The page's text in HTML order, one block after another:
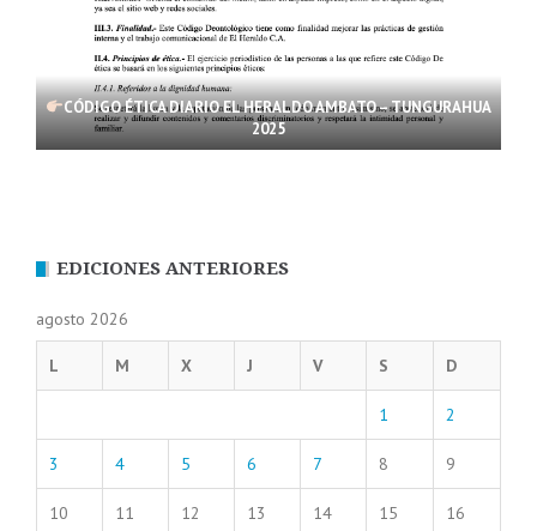
CÓDIGO ÉTICA DIARIO EL HERALDO AMBATO – TUNGURAHUA
2025
EDICIONES ANTERIORES
agosto 2026
L M X J V S D
1 2
3 4 5 6 7 8 9
10 11 12 13 14 15 16